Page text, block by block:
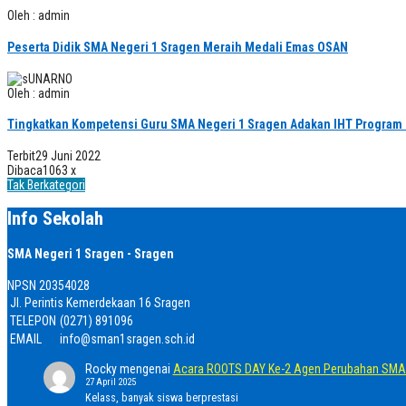
Oleh : admin
Peserta Didik SMA Negeri 1 Sragen Meraih Medali Emas OSAN
Oleh : admin
Tingkatkan Kompetensi Guru SMA Negeri 1 Sragen Adakan IHT
Terbit29 Juni 2022
Dibaca1063 x
Tak Berkategori
Info Sekolah
SMA Negeri 1 Sragen - Sragen
NPSN 20354028
Jl. Perintis Kemerdekaan 16 Sragen
TELEPON (0271) 891096
EMAIL
info@sman1sragen.sch.id
Rockymengenai Acara ROOTS DAY Ke-2 Agen Perubahan
27 April 2025
Kelass, banyak siswa berprestasi